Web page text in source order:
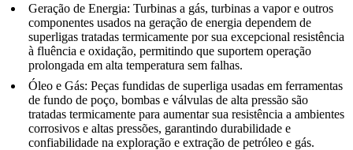
Geração de Energia: Turbinas a gás, turbinas a vapor e outros
componentes usados na geração de energia dependem de
superligas tratadas termicamente por sua excepcional resistência
à fluência e oxidação, permitindo que suportem operação
prolongada em alta temperatura sem falhas.
Óleo e Gás: Peças fundidas de superliga usadas em ferramentas
de fundo de poço, bombas e válvulas de alta pressão são
tratadas termicamente para aumentar sua resistência a ambientes
corrosivos e altas pressões, garantindo durabilidade e
confiabilidade na exploração e extração de petróleo e gás.